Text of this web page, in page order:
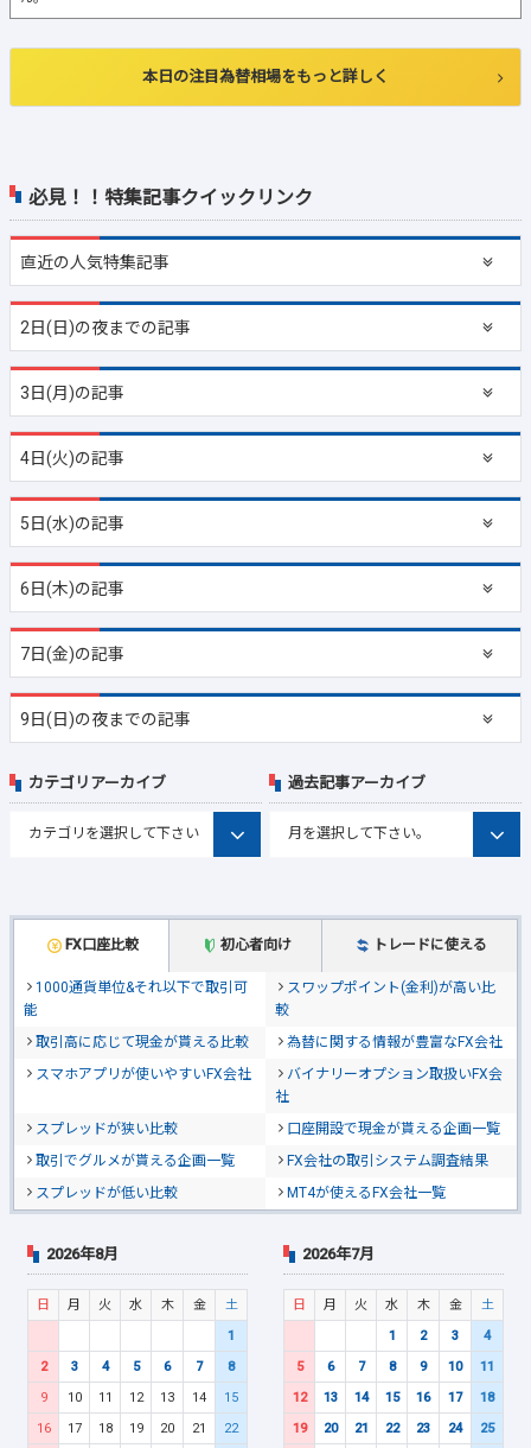
必見！！特集記事クイックリンク
直近の人気特集記事
2日(日)の夜までの記事
3日(月)の記事
4日(火)の記事
5日(水)の記事
6日(木)の記事
7日(金)の記事
9日(日)の夜までの記事
本日の注目為替相場をもっと詳しく
FX口座比較 初心者向け トレードに使える
1000通貨単位&それ以下で取引可
能
スワップポイント(金利)が高い比
較
取引高に応じて現金が貰える比較
為替に関する情報が豊富なFX会社
スマホアプリが使いやすいFX会社
バイナリーオプション取扱いFX会
社
スプレッドが狭い比較
口座開設で現金が貰える企画一覧
取引でグルメが貰える企画一覧
FX会社の取引システム調査結果
スプレッドが低い比較
MT4が使えるFX会社一覧
カテゴリアーカイブ 過去記事アーカイブ
2026年8月
日 月 火 水 木 金
土
1
2
3 4 5 6 7
8
9
10 11 12 13 14
15
16
17 18 19 20 21
22
2026年7月
日 月 火 水 木 金
土
1
2 3
4
5
6 7 8 9 10
11
12
13 14 15 16 17
18
19
20 21 22 23 24
25